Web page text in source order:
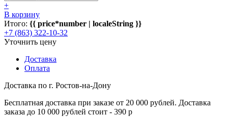
+
В корзину
Итого: {{ price*number | localeString }}
+7 (863) 322-10-32
Уточнить цену
Доставка
Оплата
Доставка по г. Ростов-на-Дону
Бесплатная доставка при заказе от 20 000 рублей. Доставка
заказа до 10 000 рублей стоит - 390 р